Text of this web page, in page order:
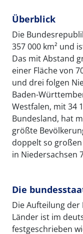
Überblick
Die
357 000 km² und
Das mit Abstand
einer Fläche von
und drei folgen
Baden-
Westfalen, mit 34
Bundesland, hat
größte
doppelt so großen
in Niedersachsen
Die
Die Aufteilung
Länder ist im
festgeschrieben